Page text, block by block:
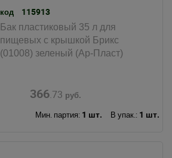
код 115913
Бак пластиковый 35 л для
пищевых с крышкой Брикс
(01008) зеленый (Ар-Пласт)
366.73 руб.
Мин. партия: 1 шт. В упак.: 1 шт.